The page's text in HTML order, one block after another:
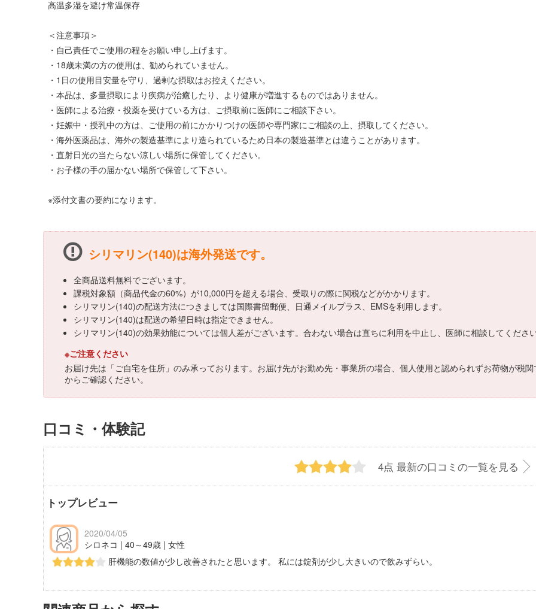
高温多湿を避け常温保存
＜注意事項＞
・自己責任でご使用の程をお願い申し上げます。
・18歳未満の方の使用は、勧められていません。
・1日の使用目安量を守り、過剰な摂取はお控えください。
・本品は、多量摂取により疾病が治癒したり、より健康が増進するものではありません。
・医師による治療・投薬を受けている方は、ご摂取前に医師にご相談下さい。
・妊娠中・授乳中の方は、ご使用の前にかかりつけの医師や専門家にご相談の上、摂取してください。
・海外医薬品は、海外の製造基準により造られているため日本の製造基準とは違うことがあります。
・直射日光の当たらない涼しい場所に保管してください。
・お子様の手の届かない場所で保管して下さい。
※添付文書の要約になります。
シリマリン(140)は海外発送です。
全商品送料無料でございます。
課税対象額（商品代金の60%）が10,000円を超える場合、受取りの際に関税などがかかります。
シリマリン(140)の配送方法につきましては国際書留郵便、日通メイルプラス、EMSを利用します。
シリマリン(140)は配送の希望日時は指定できません。
シリマリン(140)の効果効能については個人差がございます。合わない場合は直ちに利用を中止し、医師に相談してください
※ご注意ください
お届け先は「ご自宅を住所」のみ承っております。お届け先がお勤め先・事業所の場合、個人使用と認められずお荷物が税
からご確認ください。
口コミ・体験記
4点 最新の口コミの一覧を見る
トップレビュー
2020/04/05
シロネコ | 40～49歳 | 女性
肝機能の数値が少し改善されたと思います。 私には錠剤が少し大きいので飲みずらい。